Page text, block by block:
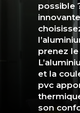
possible
prenez
et la
pvc
son